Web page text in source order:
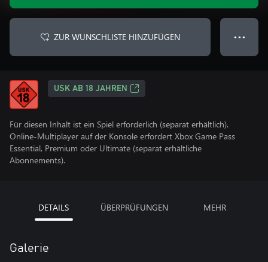
ZUR WUNSCHLISTE HINZUFÜGEN ● ● ●
USK AB 18 JAHREN
Für diesen Inhalt ist ein Spiel erforderlich (separat erhältlich).
Online-Multiplayer auf der Konsole erfordert Xbox Game Pass
Essential, Premium oder Ultimate (separat erhältliche
Abonnements).
DETAILS ÜBERPRÜFUNGEN MEHR
Galerie